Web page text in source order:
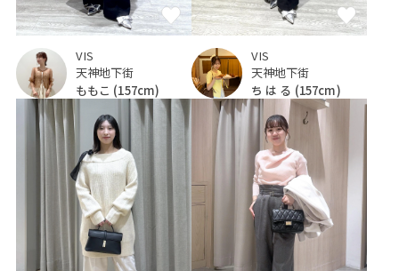
VIS
天神地下街
ももこ (157cm)
VIS
天神地下街
ち は る (157cm)